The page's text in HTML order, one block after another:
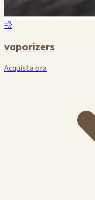
💨
vaporizers
Acquista ora